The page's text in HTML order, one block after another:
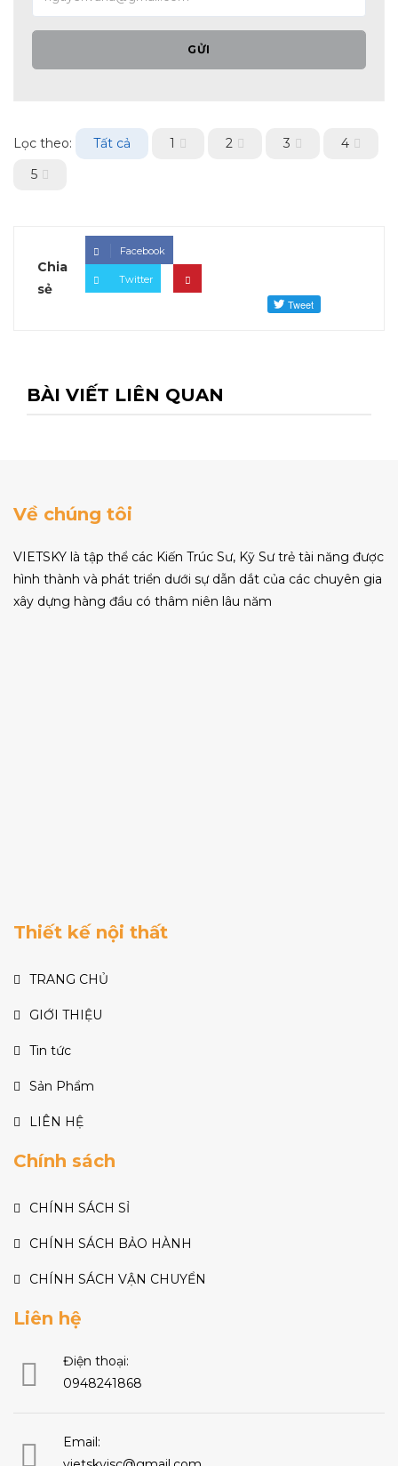
GỬI
Lọc theo: Tất cả 1 2 3
4
5
Chia
sẻ
Facebook
Twitter
BÀI VIẾT LIÊN QUAN
Về chúng tôi
VIETSKY là tập thể các Kiến Trúc Sư, Kỹ Sư trẻ tài năng được
hình thành và phát triển dưới sự dẫn dắt của các chuyên gia
xây dựng hàng đầu có thâm niên lâu năm
Thiết kế nội thất
TRANG CHỦ
GIỚI THIỆU
Tin tức
Sản Phẩm
LIÊN HỆ
Chính sách
CHÍNH SÁCH SỈ
CHÍNH SÁCH BẢO HÀNH
CHÍNH SÁCH VẬN CHUYỂN
Liên hệ
Điện thoại:
0948241868
Email: